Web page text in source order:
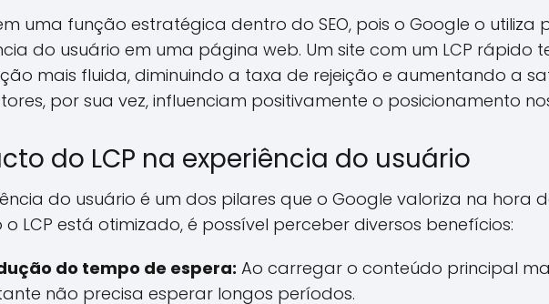
uma função estratégica dentro do SEO, pois o Google o
do usuário em uma página web. Um site com um LCP rápido
mais fluida, diminuindo a taxa de rejeição e aumentando a
por sua vez, influenciam positivamente o posicionamento
do LCP na experiência do usuário
do usuário é um dos pilares que o Google valoriza na hora
LCP está otimizado, é possível perceber diversos benefícios:
do tempo de espera: Ao carregar o conteúdo principal
não precisa esperar longos períodos.